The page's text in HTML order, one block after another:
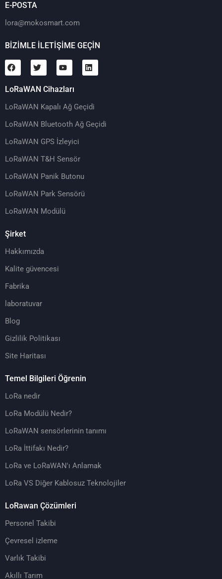
E-POSTA
lora@mokosmart.com
BİZİMLE İLETİŞİME GEÇİN
LoRaWAN Cihazları
LoRaWAN Kapalı Ağ Geçidi
LoRaWAN Bluetooth Ağ Geçidi
LoRaWAN GPS İzleyici
LoRaWAN T&H Sensör
LoRaWAN Panik Butonu
LoRaWAN Park Sensörü
LoRaWAN Modülü
Şirket
Hakkımızda
Kalite güvencesi
Fabrika
laboratuvar
Blog
Gizlilik Politikası
Site Haritası
Temel Bilgileri Öğrenin
LoRa nedir
LoRa Modülü Nedir?
LoRaWAN sensörlerinin tanımı
LoRa İttifakı Nedir?
LoRa ve LoRaWAN'ı Anlamak
LoRa VS Diğer Kablosuz Teknolojiler
LoRawan Çözümleri
Personel Takibi
Çevresel izleme
Varlık Takibi
Akıllı Tarım